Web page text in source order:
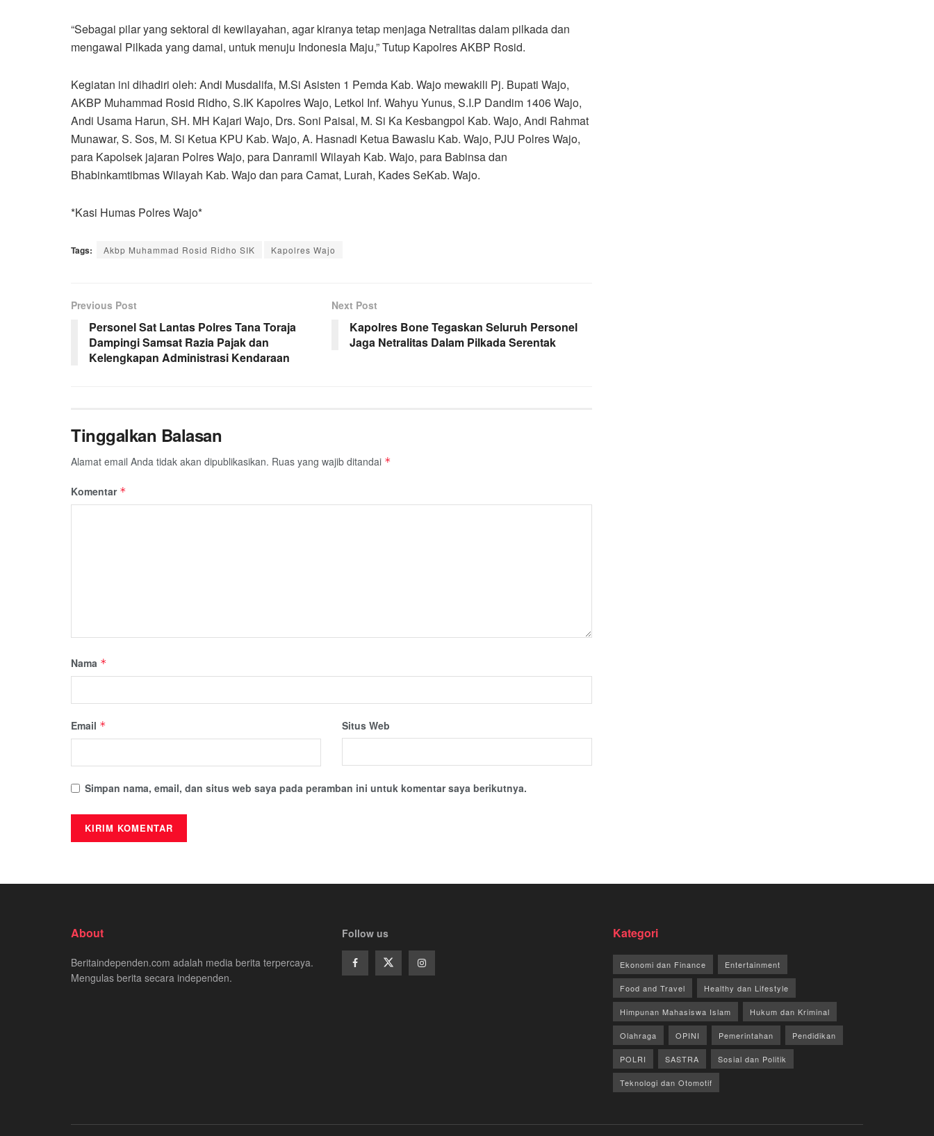
“Sebagai pilar yang sektoral di kewilayahan, agar kiranya tetap menjaga Netralitas dalam pilkada dan
mengawal Pilkada yang damai, untuk menuju Indonesia Maju,” Tutup Kapolres AKBP Rosid.
Kegiatan ini dihadiri oleh: Andi Musdalifa, M.Si Asisten 1 Pemda Kab. Wajo mewakili Pj. Bupati Wajo,
AKBP Muhammad Rosid Ridho, S.IK Kapolres Wajo, Letkol Inf. Wahyu Yunus, S.I.P Dandim 1406 Wajo,
Andi Usama Harun, SH. MH Kajari Wajo, Drs. Soni Paisal, M. Si Ka Kesbangpol Kab. Wajo, Andi Rahmat
Munawar, S. Sos, M. Si Ketua KPU Kab. Wajo, A. Hasnadi Ketua Bawaslu Kab. Wajo, PJU Polres Wajo,
para Kapolsek jajaran Polres Wajo, para Danramil Wilayah Kab. Wajo, para Babinsa dan
Bhabinkamtibmas Wilayah Kab. Wajo dan para Camat, Lurah, Kades SeKab. Wajo.
*Kasi Humas Polres Wajo*
Tags: Akbp Muhammad Rosid Ridho SIK Kapolres Wajo
Previous Post
Personel Sat Lantas Polres Tana Toraja
Dampingi Samsat Razia Pajak dan
Kelengkapan Administrasi Kendaraan
Next Post
Kapolres Bone Tegaskan Seluruh Personel
Jaga Netralitas Dalam Pilkada Serentak
Tinggalkan Balasan
Alamat email Anda tidak akan dipublikasikan. Ruas yang wajib ditandai *
Komentar *
Nama *
Email * Situs Web
Simpan nama, email, dan situs web saya pada peramban ini untuk komentar saya berikutnya.
About
Beritaindependen.com adalah media berita terpercaya.
Mengulas berita secara independen.
Follow us Kategori
Ekonomi dan Finance Entertainment
Food and Travel Healthy dan Lifestyle
Himpunan Mahasiswa Islam Hukum dan Kriminal
Olahraga OPINI Pemerintahan Pendidikan
POLRI SASTRA Sosial dan Politik
Teknologi dan Otomotif